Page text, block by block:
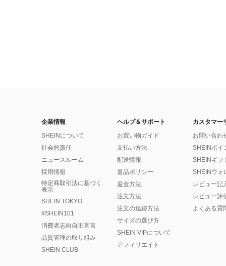
企業情報
SHEINについて
社会的責任
ニュースルーム
採用情報
特定商取引法に基づく
表示
SHEIN TOKYO
#SHEIN101
消費者志向自主宣言
品質管理の取り組み
SHEIN CLUB
ヘルプ＆サポート
お買い物ガイド
支払い方法
配送情報
返品ポリシー
返金方法
注文方法
注文の追跡方法
サイズの選び方
SHEIN VIPについて
アフィリエイト
カスタマー
お問い合わ
SHEINポイ
SHEINギフ
SHEINウォ
レビュー記
レビュー評
よくある質